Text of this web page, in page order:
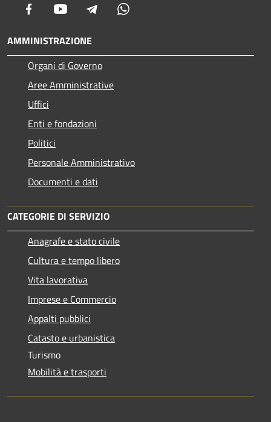
Facebook Youtube Telegram
AMMINISTRAZIONE
Organi di Governo
Aree Amministrative
Uffici
Enti e fondazioni
Politici
Personale Amministrativo
Documenti e dati
CATEGORIE DI SERVIZIO
Anagrafe e stato civile
Cultura e tempo libero
Vita lavorativa
Imprese e Commercio
Appalti pubblici
Catasto e urbanistica
Turismo
Mobilità e trasporti